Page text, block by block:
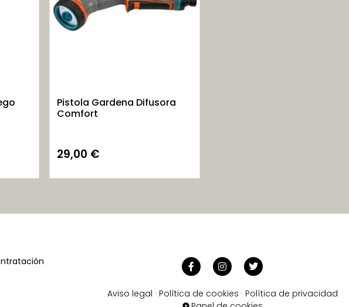
Pistola Gardena Difusora
Comfort
29,00 €
Aviso legal · Política de cookies · Política de privacidad